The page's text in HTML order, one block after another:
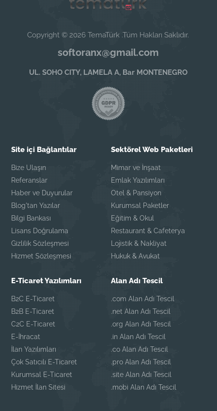
Copyright © 2026 TemaTürk .Tüm Hakları Saklıdır.
softoranx@gmail.com
UL. SOHO CITY, LAMELA A, Bar MONTENEGRO
Site içi Bağlantılar
Bize Ulaşın
Referanslar
Haber ve Duyurular
Blog'tan Yazılar
Bilgi Bankası
Lisans Doğrulama
Gizlilik Sözleşmesi
Hizmet Sözleşmesi
Sektörel Web Paketleri
Mimar ve İnşaat
Emlak Yazılımları
Otel & Pansiyon
Kurumsal Paketler
Eğitim & Okul
Restaurant & Cafeterya
Lojistik & Nakliyat
Hukuk & Avukat
E-Ticaret Yazılımları
B2C E-Ticaret
B2B E-Ticaret
C2C E-Ticaret
E-İhracat
İlan Yazılımları
Çok Satıcılı E-Ticaret
Kurumsal E-Ticaret
Hizmet İlan Sitesi
Alan Adı Tescil
.com Alan Adı Tescil
.net Alan Adı Tescil
.org Alan Adı Tescil
.in Alan Adı Tescil
.co Alan Adı Tescil
.pro Alan Adı Tescil
.site Alan Adı Tescil
.mobi Alan Adı Tescil